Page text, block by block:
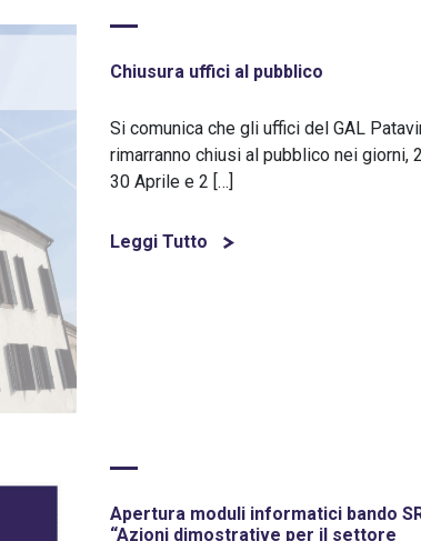
Chiusura uffici al pubblico
Si comunica che gli uffici del GAL
rimarranno chiusi al pubblico nei giorni,
30 Aprile e 2 […]
Leggi Tutto
Apertura moduli informatici bando
“Azioni dimostrative per il settore